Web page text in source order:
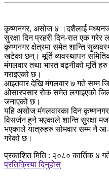
कृष्णनगर, असोज ४ ।दशैलाई
सुरक्षा दिन प्रहरी दिन-रात एक गरेर
कृष्णनगर क्षेत्रमा समेत शान्ति
खटेका छन्। मूर्ति व्यवस्थापन
मंगलवार तथा भारत बढ्नीको मूर्ति
गराइएको छ।
आइतवार देखि मंगलवार ७ गते सम्म
ओसारपसार रोक समेत लगाइएको
जनाएको छ।
यहि असोज मंगलवारका दिन
विसर्जन हुने भएकाले शान्ति सुरक्षा
भएकाले यात्रुहरु सोमवार सम्म नै
गरेको छ।
प्रकाशित मिति : २०८० कार्तिक ४
प्रतिक्रिया दिनुहोस्